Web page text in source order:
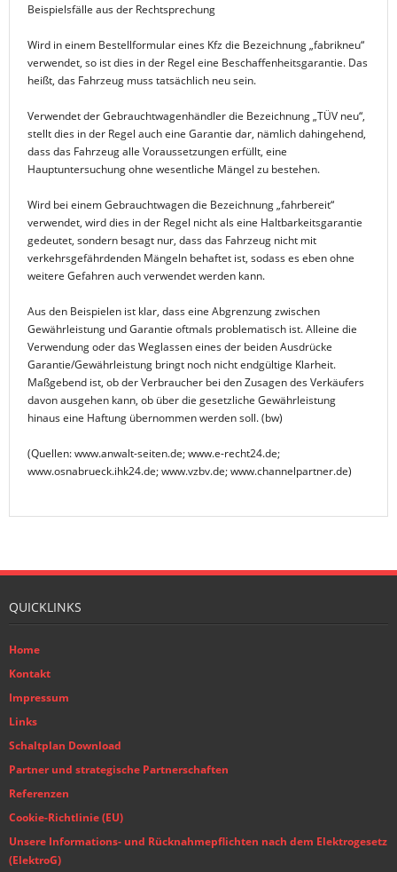
Beispielsfälle aus der Rechtsprechung
Wird in einem Bestellformular eines Kfz die Bezeichnung „fabrikneu“
verwendet, so ist dies in der Regel eine Beschaffenheitsgarantie. Das
heißt, das Fahrzeug muss tatsächlich neu sein.
Verwendet der Gebrauchtwagenhändler die Bezeichnung „TÜV neu“,
stellt dies in der Regel auch eine Garantie dar, nämlich dahingehend,
dass das Fahrzeug alle Voraussetzungen erfüllt, eine
Hauptuntersuchung ohne wesentliche Mängel zu bestehen.
Wird bei einem Gebrauchtwagen die Bezeichnung „fahrbereit“
verwendet, wird dies in der Regel nicht als eine Haltbarkeitsgarantie
gedeutet, sondern besagt nur, dass das Fahrzeug nicht mit
verkehrsgefährdenden Mängeln behaftet ist, sodass es eben ohne
weitere Gefahren auch verwendet werden kann.
Aus den Beispielen ist klar, dass eine Abgrenzung zwischen
Gewährleistung und Garantie oftmals problematisch ist. Alleine die
Verwendung oder das Weglassen eines der beiden Ausdrücke
Garantie/Gewährleistung bringt noch nicht endgültige Klarheit.
Maßgebend ist, ob der Verbraucher bei den Zusagen des Verkäufers
davon ausgehen kann, ob über die gesetzliche Gewährleistung
hinaus eine Haftung übernommen werden soll. (bw)
(Quellen: www.anwalt-seiten.de; www.e-recht24.de;
www.osnabrueck.ihk24.de; www.vzbv.de; www.channelpartner.de)
QUICKLINKS
Home
Kontakt
Impressum
Links
Schaltplan Download
Partner und strategische Partnerschaften
Referenzen
Cookie-Richtlinie (EU)
Unsere Informations- und Rücknahmepflichten nach dem Elektrogesetz
(ElektroG)